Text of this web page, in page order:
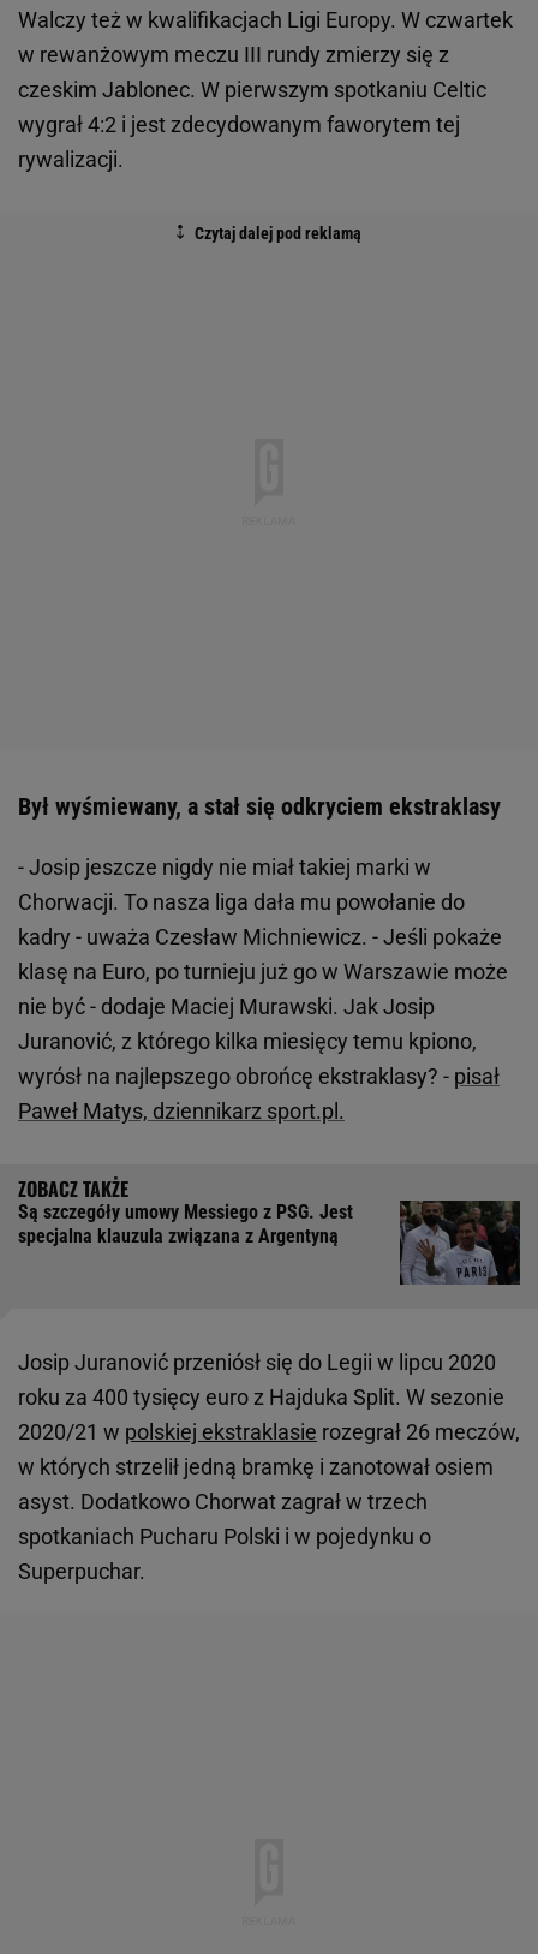
Walczy też w kwalifikacjach Ligi Europy. W czwartek
w rewanżowym meczu III rundy zmierzy się z
czeskim Jablonec. W pierwszym spotkaniu Celtic
wygrał 4:2 i jest zdecydowanym faworytem tej
rywalizacji.
Był wyśmiewany, a stał się odkryciem ekstraklasy
- Josip jeszcze nigdy nie miał takiej marki w
Chorwacji. To nasza liga dała mu powołanie do
kadry - uważa Czesław Michniewicz. - Jeśli pokaże
klasę na Euro, po turnieju już go w Warszawie może
nie być - dodaje Maciej Murawski. Jak Josip
Juranović, z którego kilka miesięcy temu kpiono,
wyrósł na najlepszego obrońcę ekstraklasy? - pisał
Paweł Matys, dziennikarz sport.pl.
Są szczegóły umowy Messiego z PSG. Jest
specjalna klauzula związana z Argentyną
Josip Juranović przeniósł się do Legii w lipcu 2020
roku za 400 tysięcy euro z Hajduka Split. W sezonie
2020/21 w polskiej ekstraklasie rozegrał 26 meczów,
w których strzelił jedną bramkę i zanotował osiem
asyst. Dodatkowo Chorwat zagrał w trzech
spotkaniach Pucharu Polski i w pojedynku o
Superpuchar.